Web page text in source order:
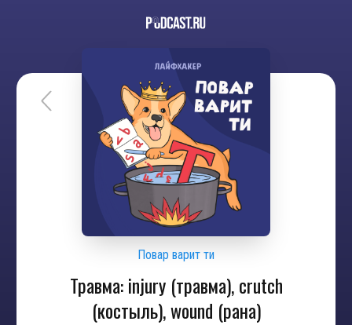
Повар варит ти
Травма: injury (травма), crutch
(костыль), wound (рана)